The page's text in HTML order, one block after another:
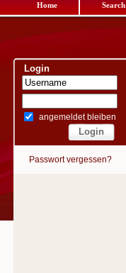
Home Search
Login
angemeldet bleiben
Passwort vergessen?